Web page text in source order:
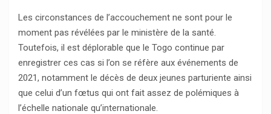
Les circonstances de l’accouchement ne sont pour le
moment pas révélées par le ministère de la santé.
Toutefois, il est déplorable que le Togo continue par
enregistrer ces cas si l’on se réfère aux événements de
2021, notamment le décès de deux jeunes parturiente ainsi
que celui d’un fœtus qui ont fait assez de polémiques à
l’échelle nationale qu’internationale.